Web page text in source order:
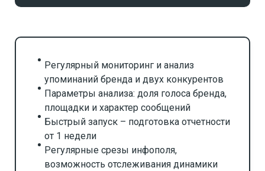
Регулярный мониторинг и анализ
упоминаний бренда и двух конкурентов
Параметры анализа: доля голоса бренда,
площадки и характер сообщений
Быстрый запуск – подготовка отчетности
от 1 недели
Регулярные срезы инфополя,
возможность отслеживания динамики